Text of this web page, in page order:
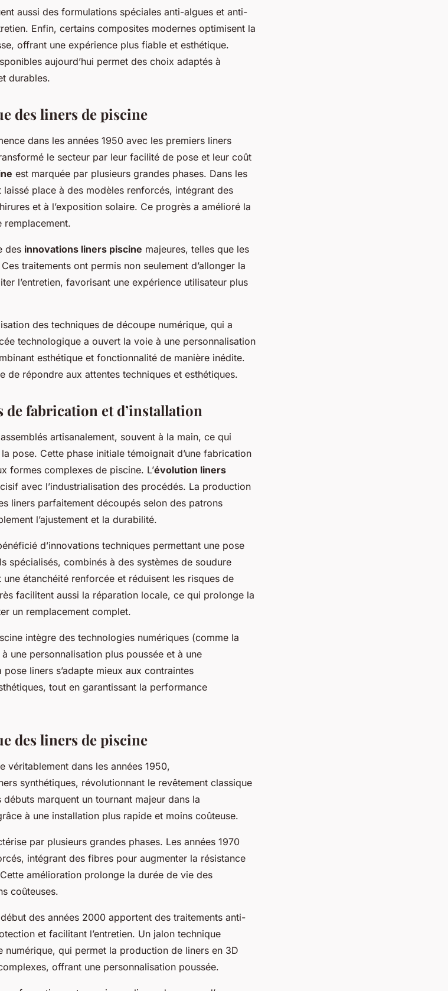
aussi des formulations spéciales anti-algues et anti-
Enfin, certains composites modernes optimisent la
offrant une expérience plus fiable et esthétique.
aujourd’hui permet des choix adaptés à
durables.
des liners de piscine
dans les années 1950 avec les premiers liners
le secteur par leur facilité de pose et leur coût
est marquée par plusieurs grandes phases. Dans les
laissé place à des modèles renforcés, intégrant des
et à l’exposition solaire. Ce progrès a amélioré la
remplacement.
des innovations liners piscine majeures, telles que les
traitements ont permis non seulement d’allonger la
l’entretien, favorisant une expérience utilisateur plus
des techniques de découpe numérique, qui a
technologique a ouvert la voie à une personnalisation
esthétique et fonctionnalité de manière inédite.
de répondre aux attentes techniques et esthétiques.
de fabrication et d’installation
artisanalement, souvent à la main, ce qui
pose. Cette phase initiale témoignait d’une fabrication
formes complexes de piscine. L’évolution liners
avec l’industrialisation des procédés. La production
liners parfaitement découpés selon des patrons
l’ajustement et la durabilité.
d’innovations techniques permettant une pose
spécialisés, combinés à des systèmes de soudure
étanchéité renforcée et réduisent les risques de
facilitent aussi la réparation locale, ce qui prolonge la
un remplacement complet.
intègre des technologies numériques (comme la
une personnalisation plus poussée et à une
liners s’adapte mieux aux contraintes
tout en garantissant la performance
des liners de piscine
véritablement dans les années 1950,
synthétiques, révolutionnant le revêtement classique
marquent un tournant majeur dans la
à une installation plus rapide et moins coûteuse.
par plusieurs grandes phases. Les années 1970
intégrant des fibres pour augmenter la résistance
amélioration prolonge la durée de vie des
coûteuses.
des années 2000 apportent des traitements anti-
et facilitant l’entretien. Un jalon technique
numérique, qui permet la production de liners en 3D
offrant une personnalisation poussée.